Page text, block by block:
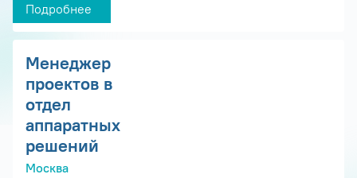
Подробнее
Менеджер
проектов в
отдел
аппаратных
решений
Москва